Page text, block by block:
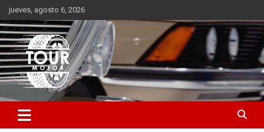
Saltar
al
contenido
jueves, agosto 6, 2026
Tour Motor
Plataforma de contenido audiovisual para el sector automotriz